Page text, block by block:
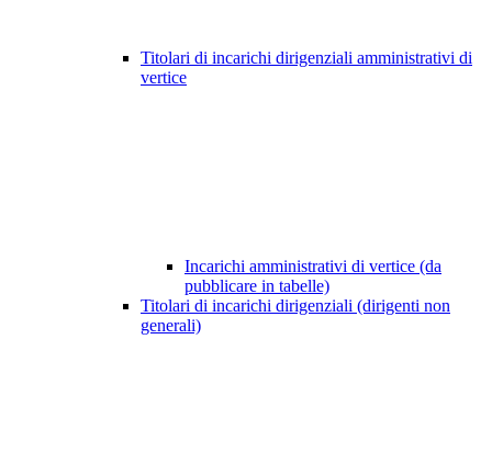
Titolari di incarichi dirigenziali amministrativi di
vertice
Incarichi amministrativi di vertice (da
pubblicare in tabelle)
Titolari di incarichi dirigenziali (dirigenti non
generali)